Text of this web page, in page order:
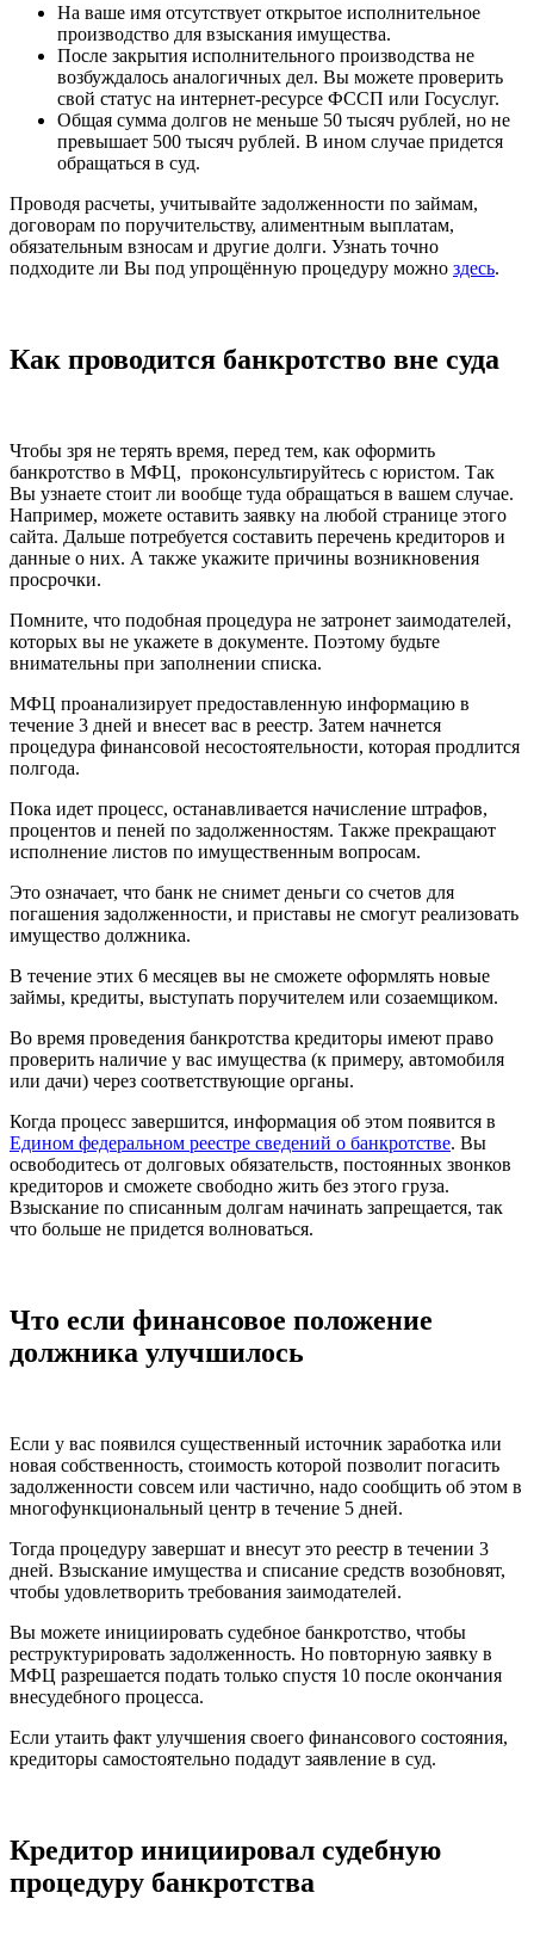
На ваше имя отсутствует открытое исполнительное
производство для взыскания имущества.
После закрытия исполнительного производства не
возбуждалось аналогичных дел. Вы можете проверить
свой статус на интернет-ресурсе ФССП или Госуслуг.
Общая сумма долгов не меньше 50 тысяч рублей, но не
превышает 500 тысяч рублей. В ином случае придется
обращаться в суд.
Проводя расчеты, учитывайте задолженности по займам,
договорам по поручительству, алиментным выплатам,
обязательным взносам и другие долги. Узнать точно
подходите ли Вы под упрощённую процедуру можно здесь.
Как проводится банкротство вне суда
Чтобы зря не терять время, перед тем, как оформить
банкротство в МФЦ, проконсультируйтесь с юристом. Так
Вы узнаете стоит ли вообще туда обращаться в вашем случае.
Например, можете оставить заявку на любой странице этого
сайта. Дальше потребуется составить перечень кредиторов и
данные о них. А также укажите причины возникновения
просрочки.
Помните, что подобная процедура не затронет заимодателей,
которых вы не укажете в документе. Поэтому будьте
внимательны при заполнении списка.
МФЦ проанализирует предоставленную информацию в
течение 3 дней и внесет вас в реестр. Затем начнется
процедура финансовой несостоятельности, которая продлится
полгода.
Пока идет процесс, останавливается начисление штрафов,
процентов и пеней по задолженностям. Также прекращают
исполнение листов по имущественным вопросам.
Это означает, что банк не снимет деньги со счетов для
погашения задолженности, и приставы не смогут реализовать
имущество должника.
В течение этих 6 месяцев вы не сможете оформлять новые
займы, кредиты, выступать поручителем или созаемщиком.
Во время проведения банкротства кредиторы имеют право
проверить наличие у вас имущества (к примеру, автомобиля
или дачи) через соответствующие органы.
Когда процесс завершится, информация об этом появится в
Едином федеральном реестре сведений о банкротстве. Вы
освободитесь от долговых обязательств, постоянных звонков
кредиторов и сможете свободно жить без этого груза.
Взыскание по списанным долгам начинать запрещается, так
что больше не придется волноваться.
Что если финансовое положение
должника улучшилось
Если у вас появился существенный источник заработка или
новая собственность, стоимость которой позволит погасить
задолженности совсем или частично, надо сообщить об этом в
многофункциональный центр в течение 5 дней.
Тогда процедуру завершат и внесут это реестр в течении 3
дней. Взыскание имущества и списание средств возобновят,
чтобы удовлетворить требования заимодателей.
Вы можете инициировать судебное банкротство, чтобы
реструктурировать задолженность. Но повторную заявку в
МФЦ разрешается подать только спустя 10 после окончания
внесудебного процесса.
Если утаить факт улучшения своего финансового состояния,
кредиторы самостоятельно подадут заявление в суд.
Кредитор инициировал судебную
процедуру банкротства